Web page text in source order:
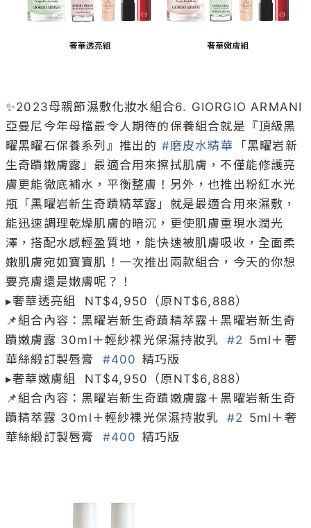
✨2023母親節濕敷化妝水組合6. GIORGIO ARMANI
亞曼尼今年母檔最令人期待的保養組合就是『頂級黑
曜黑曜石保養系列』推出的 #磨皮水精華
「黑曜岩新
生奇蹟嫩膚露」最適合用來擦拭肌膚，不僅能修護亮
膚更能徹底補水，平衡整膚！另外，也推出粉紅水光
瓶「黑曜岩新生奇蹟精萃露」就是最適合用來濕敷，
能迅速調理乾燥肌膚的暗沉，更使肌膚重現水潤光
澤，搭配水感輕盈質地，能快速被肌膚吸收，全面柔
嫩肌膚宛如寶寶肌！一次推出兩款組合，今天的你想
要亮膚還是嫩膚呢？！
▸奢華透亮組  NT$4,950（原NT$6,888）
📌組合內容：黑曜岩新生奇蹟精萃露＋黑曜岩新生奇
蹟嫩膚露 30ml＋輕紗裸光保濕持妝乳 #2 5ml＋奢
華絲緞訂製唇膏 #400 精巧版
▸奢華嫩膚組  NT$4,950（原NT$6,888）
📌組合內容：黑曜岩新生奇蹟嫩膚露＋黑曜岩新生奇
蹟精萃露 30ml＋輕紗裸光保濕持妝乳 #2 5ml＋奢
華絲緞訂製唇膏 #400 精巧版